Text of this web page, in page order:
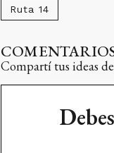
Ruta 14
Compartí tus ideas